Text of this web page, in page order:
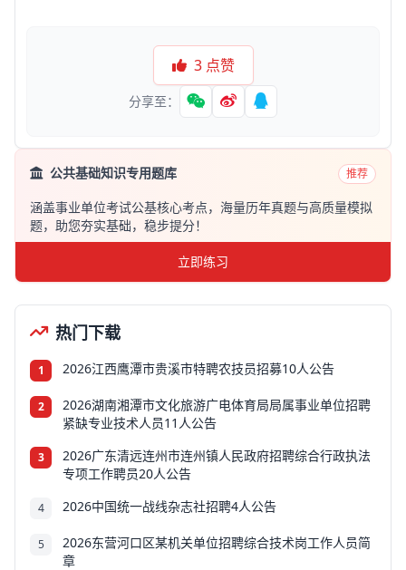
3 点赞
分享至：
公共基础知识专用题库 推荐
涵盖事业单位考试公基核心考点，海量历年真题与高质量模拟
题，助您夯实基础，稳步提分！
立即练习
热门下载
1 2026江西鹰潭市贵溪市特聘农技员招募10人公告
2
2026湖南湘潭市文化旅游广电体育局局属事业单位招聘
紧缺专业技术人员11人公告
3
2026广东清远连州市连州镇人民政府招聘综合行政执法
专项工作聘员20人公告
4 2026中国统一战线杂志社招聘4人公告
5
2026东营河口区某机关单位招聘综合技术岗工作人员简
章